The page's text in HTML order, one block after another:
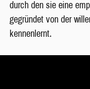
durch den sie eine
gegründet von der
kennenlernt.